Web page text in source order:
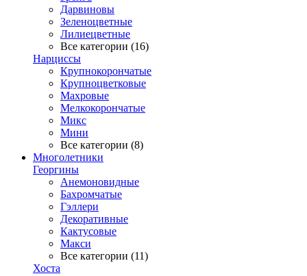
Дарвиновы
Зеленоцветные
Лилиецветные
Все категории (16)
Нарциссы
Крупнокорончатые
Крупноцветковые
Махровые
Мелкокорончатые
Микс
Мини
Все категории (8)
Многолетники
Георгины
Анемоновидные
Бахромчатые
Гэллери
Декоративные
Кактусовые
Макси
Все категории (11)
Хоста